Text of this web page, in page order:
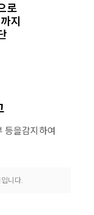
로
지
등을감지하여
니다.